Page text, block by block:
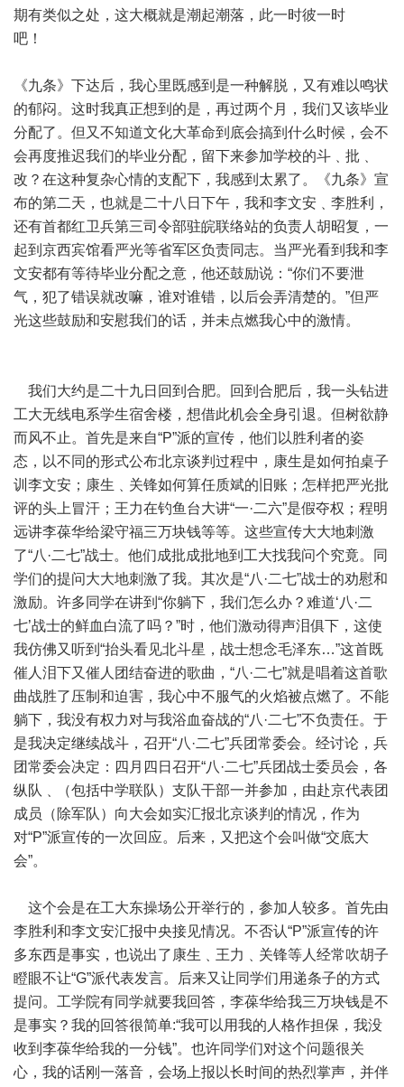
期有类似之处，这大概就是潮起潮落，此一时彼一时
吧！
《九条》下达后，我心里既感到是一种解脱，又有难以鸣状
的郁闷。这时我真正想到的是，再过两个月，我们又该毕业
分配了。但又不知道文化大革命到底会搞到什么时候，会不
会再度推迟我们的毕业分配，留下来参加学校的斗﹑批﹑
改？在这种复杂心情的支配下，我感到太累了。《九条》宣
布的第二天，也就是二十八日下午，我和李文安﹑李胜利，
还有首都红卫兵第三司令部驻皖联络站的负责人胡昭复，一
起到京西宾馆看严光等省军区负责同志。当严光看到我和李
文安都有等待毕业分配之意，他还鼓励说：“你们不要泄
气，犯了错误就改嘛，谁对谁错，以后会弄清楚的。”但严
光这些鼓励和安慰我们的话，并未点燃我心中的激情。
我们大约是二十九日回到合肥。回到合肥后，我一头钻进
工大无线电系学生宿舍楼，想借此机会全身引退。但树欲静
而风不止。首先是来自“P”派的宣传，他们以胜利者的姿
态，以不同的形式公布北京谈判过程中，康生是如何拍桌子
训李文安；康生﹑关锋如何算任质斌的旧账；怎样把严光批
评的头上冒汗；王力在钓鱼台大讲“一·二六”是假夺权；程明
远讲李葆华给梁守福三万块钱等等。这些宣传大大地刺激
了“八·二七”战士。他们成批成批地到工大找我问个究竟。同
学们的提问大大地刺激了我。其次是“八·二七”战士的劝慰和
激励。许多同学在讲到“你躺下，我们怎么办？难道‘八·二
七’战士的鲜血白流了吗？”时，他们激动得声泪俱下，这使
我仿佛又听到“抬头看见北斗星，战士想念毛泽东…”这首既
催人泪下又催人团结奋进的歌曲，“八·二七”就是唱着这首歌
曲战胜了压制和迫害，我心中不服气的火焰被点燃了。不能
躺下，我没有权力对与我浴血奋战的“八·二七”不负责任。于
是我决定继续战斗，召开“八·二七”兵团常委会。经讨论，兵
团常委会决定：四月四日召开“八·二七”兵团战士委员会，各
纵队﹑（包括中学联队）支队干部一并参加，由赴京代表团
成员（除军队）向大会如实汇报北京谈判的情况，作为
对“P”派宣传的一次回应。后来，又把这个会叫做“交底大
会”。
这个会是在工大东操场公开举行的，参加人较多。首先由
李胜利和李文安汇报中央接见情况。不否认“P”派宣传的许
多东西是事实，也说出了康生﹑王力﹑关锋等人经常吹胡子
瞪眼不让“G”派代表发言。后来又让同学们用递条子的方式
提问。工学院有同学就要我回答，李葆华给我三万块钱是不
是事实？我的回答很简单:“我可以用我的人格作担保，我没
收到李葆华给我的一分钱”。也许同学们对这个问题很关
心，我的话刚一落音，会场上报以长时间的热烈掌声，并伴